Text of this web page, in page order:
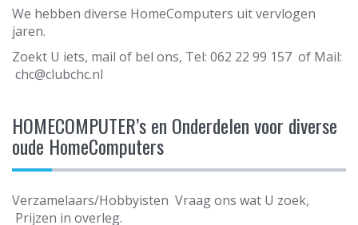
We hebben diverse HomeComputers uit vervlogen
jaren.
Zoekt U iets, mail of bel ons, Tel: 062 22 99 157 of Mail:
chc@clubchc.nl
HOMECOMPUTER’s en Onderdelen voor diverse
oude HomeComputers
Verzamelaars/Hobbyisten Vraag ons wat U zoek,
Prijzen in overleg.